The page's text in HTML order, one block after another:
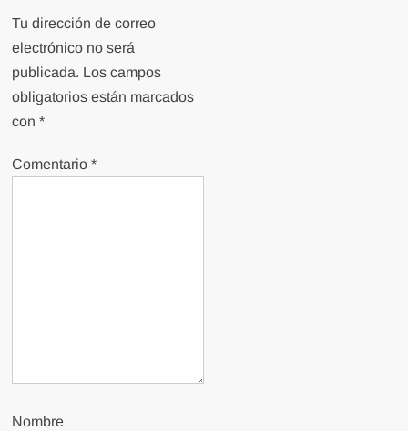
Tu dirección de correo
electrónico no será
publicada. Los campos
obligatorios están marcados
con*
Comentario*
Nombre